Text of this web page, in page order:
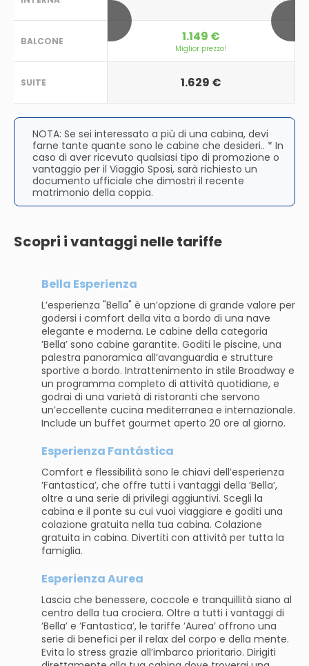
BALCONE
SUITE
1.149 €
Miglior prezzo!
1.629 €
NOTA: Se sei interessato a più di una cabina, devi
farne tante quante sono le cabine che desideri.. * In
caso di aver ricevuto qualsiasi tipo di promozione o
vantaggio per il Viaggio Sposi, sarà richiesto un
documento ufficiale che dimostri il recente
matrimonio della coppia.
Scopri i vantaggi nelle tariffe
Bella Esperienza
L’esperienza "Bella" è un’opzione di grande valore per
godersi i comfort della vita a bordo di una nave
elegante e moderna. Le cabine della categoria
’Bella’ sono cabine garantite. Goditi le piscine, una
palestra panoramica all’avanguardia e strutture
sportive a bordo. Intrattenimento in stile Broadway e
un programma completo di attività quotidiane, e
godrai di una varietà di ristoranti che servono
un’eccellente cucina mediterranea e internazionale.
Include un buffet gourmet aperto 20 ore al giorno.
Esperienza Fantástica
Comfort e flessibilità sono le chiavi dell’esperienza
’Fantastica’, che offre tutti i vantaggi della ’Bella’,
oltre a una serie di privilegi aggiuntivi. Scegli la
cabina e il ponte su cui vuoi viaggiare e goditi una
colazione gratuita nella tua cabina. Colazione
gratuita in cabina. Divertiti con attività per tutta la
famiglia.
Esperienza Aurea
Lascia che benessere, coccole e tranquillità siano al
centro della tua crociera. Oltre a tutti i vantaggi di
’Bella’ e ’Fantastica’, le tariffe ’Aurea’ offrono una
serie di benefici per il relax del corpo e della mente.
Evita lo stress grazie all’imbarco prioritario. Dirigiti